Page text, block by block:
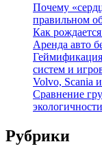
Почему
правильном
Как
Аренда авто
систем и
Volvo, Scania
Сравнение
Рубрики